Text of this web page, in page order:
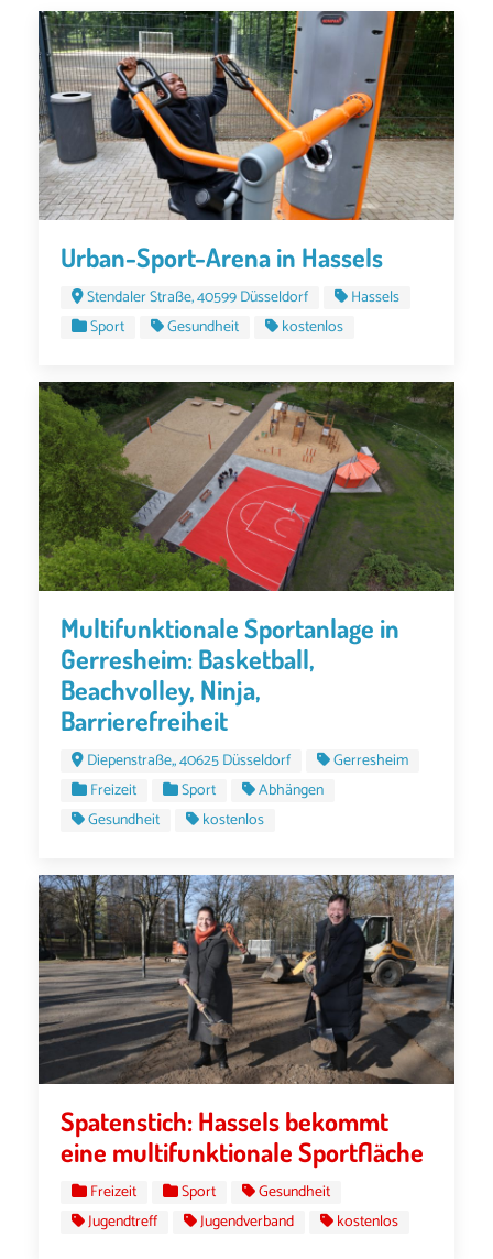
Urban-Sport-Arena in Hassels
Stendaler Straße, 40599 Düsseldorf
Hassels
Sport
Gesundheit kostenlos
Multifunktionale Sportanlage in
Gerresheim: Basketball,
Beachvolley, Ninja,
Barrierefreiheit
Diepenstraße,, 40625 Düsseldorf
Gerresheim
Freizeit
Sport
Abhängen
Gesundheit
kostenlos
Spatenstich: Hassels bekommt
eine multifunktionale Sportfläche
Freizeit Sport
Gesundheit
Jugendtreff
Jugendverband kostenlos